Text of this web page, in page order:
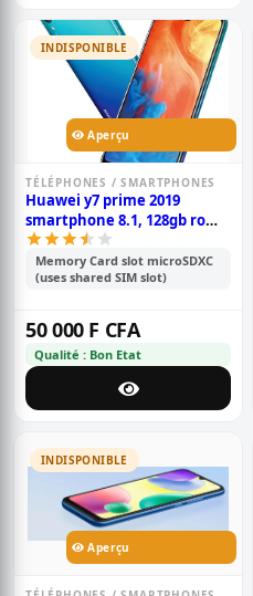
INDISPONIBLE
Aperçu
TÉLÉPHONES / SMARTPHONES
Huawei y7 prime 2019
smartphone 8.1, 128gb rom,
4gb ram, écran hd+ de 6.26
pouces, double caméra
13+2mp, double sim,
Memory Card slot microSDXC
(uses shared SIM slot)
50 000 F CFA
Qualité : Bon Etat
INDISPONIBLE
Aperçu